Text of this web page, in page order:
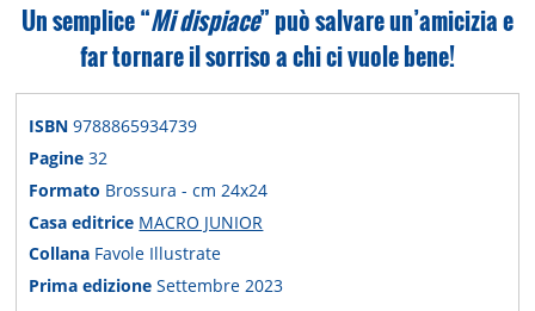
Un semplice “Mi dispiace” può salvare un’amicizia e
far tornare il sorriso a chi ci vuole bene!
ISBN9788865934739
Pagine32
Formato Brossura - cm 24x24
Casa editrice MACRO JUNIOR
Collana Favole Illustrate
Prima edizioneSettembre 2023